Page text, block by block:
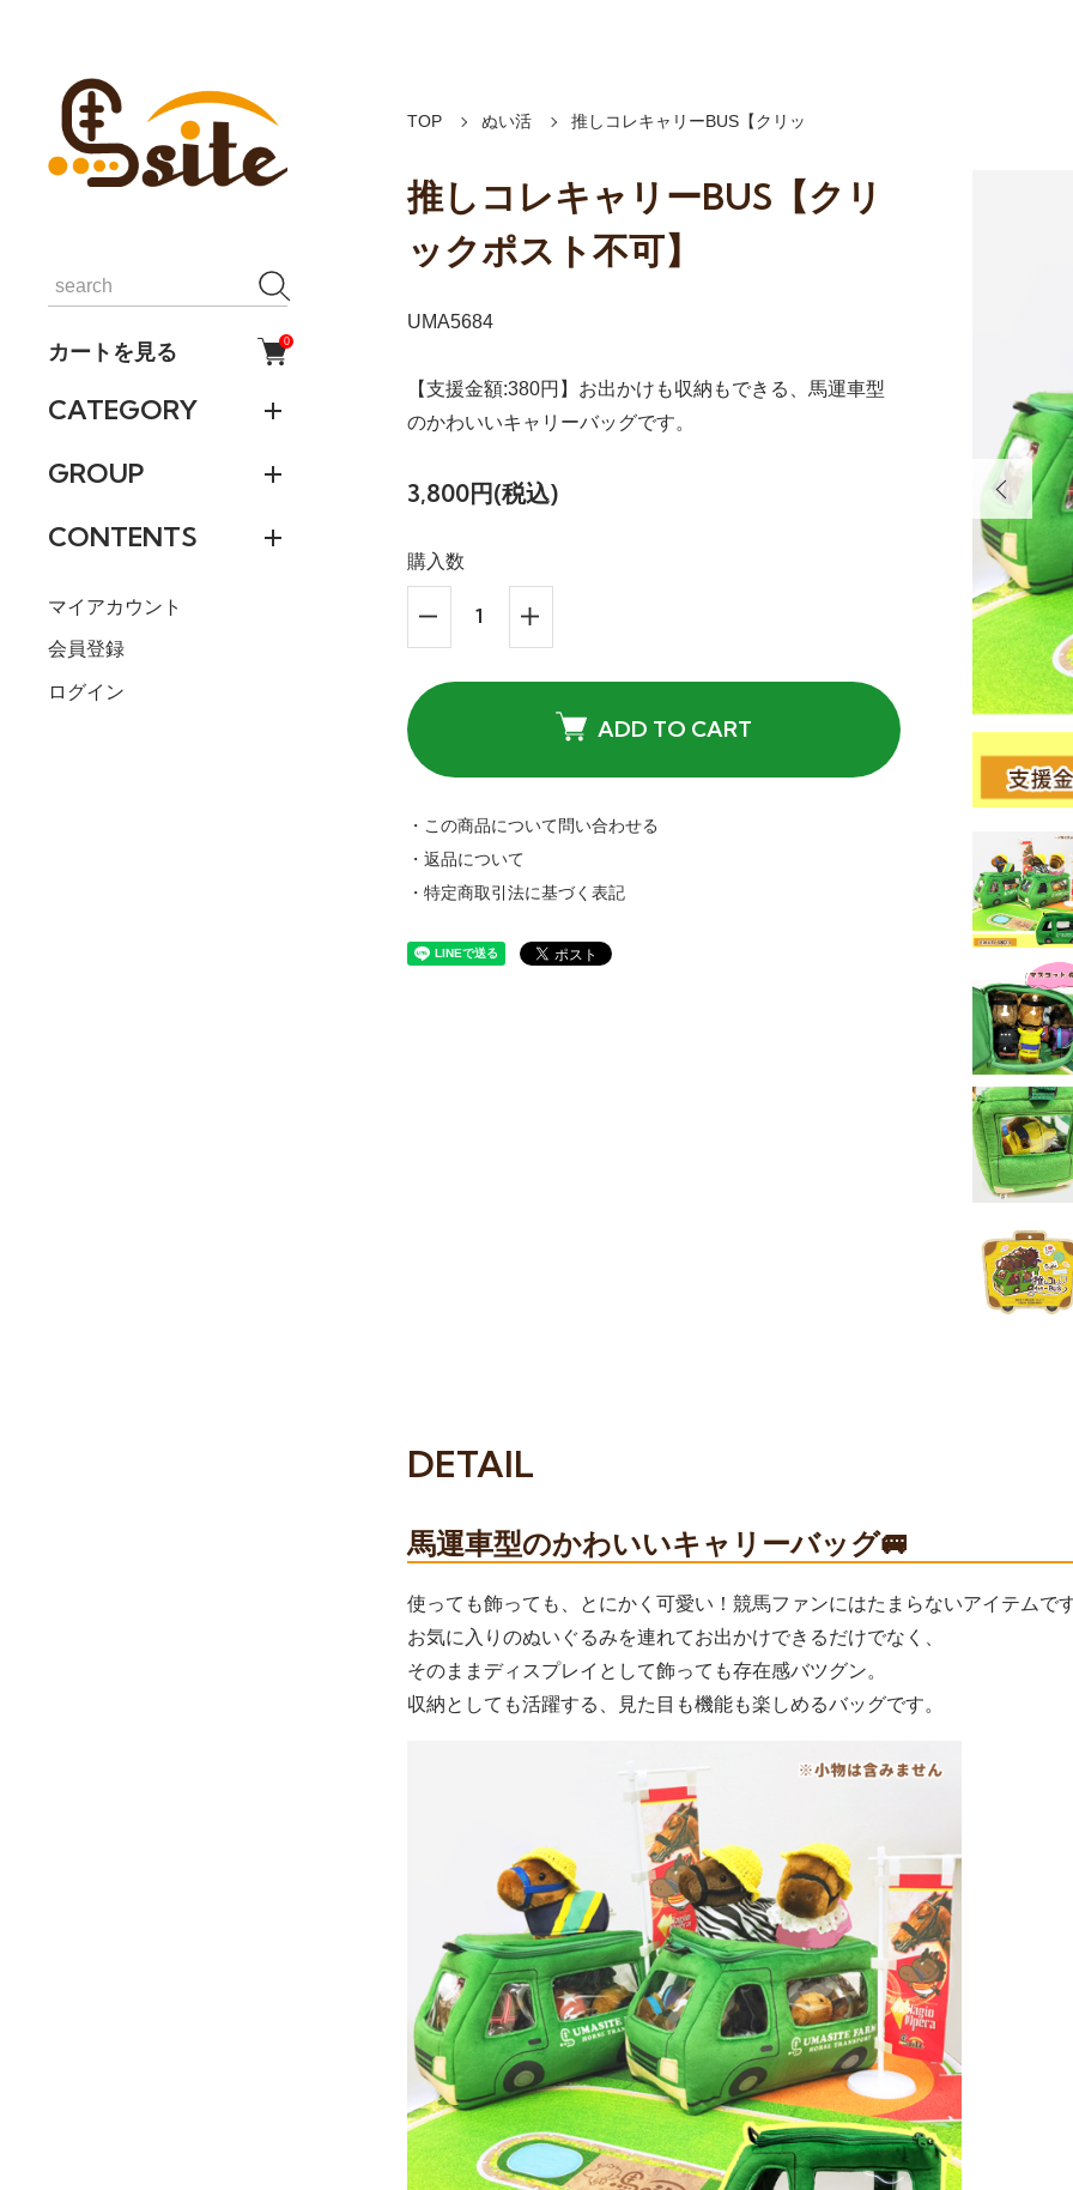
カートを見る 0
CATEGORY
GROUP
CONTENTS
マイアカウント
会員登録
ログイン
TOP ぬい活 推しコレキャリーBUS【クリッ
推しコレキャリーBUS【クリ
ックポスト不可】
UMA5684
【支援金額:380円】お出かけも収納もできる、馬運車型
のかわいいキャリーバッグです。
3,800円(税込)
購入数
ADD TO CART
・この商品について問い合わせる
・返品について
・特定商取引法に基づく表記
DETAIL
馬運車型のかわいいキャリーバッグ🚐
使っても飾っても、とにかく可愛い！競馬ファンにはたまらないアイテムで
お気に入りのぬいぐるみを連れてお出かけできるだけでなく、
そのままディスプレイとして飾っても存在感バツグン。
収納としても活躍する、見た目も機能も楽しめるバッグです。